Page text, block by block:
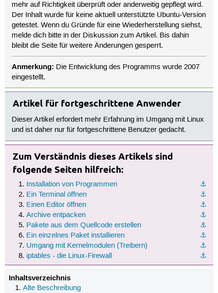
mehr auf Richtigkeit überprüft oder anderweitig gepflegt wird.
Der Inhalt wurde für keine aktuell unterstützte Ubuntu-Version
getestet. Wenn du Gründe für eine Wiederherstellung siehst,
melde dich bitte in der Diskussion zum Artikel. Bis dahin
bleibt die Seite für weitere Änderungen gesperrt.
Anmerkung: Die Entwicklung des Programms wurde 2007
eingestellt.
Artikel für fortgeschrittene Anwender
Dieser Artikel erfordert mehr Erfahrung im Umgang mit Linux
und ist daher nur für fortgeschrittene Benutzer gedacht.
Zum Verständnis dieses Artikels sind
folgende Seiten hilfreich:
⚓︎
Installation von Programmen
⚓︎
Ein Terminal öffnen
⚓︎
Einen Editor öffnen
⚓︎
Archive entpacken
⚓︎
Pakete aus dem Quellcode erstellen
⚓︎
Ein einzelnes Paket installieren
⚓︎
Umgang mit Kernelmodulen (Treibern)
⚓︎
iptables - die Linux-Firewall
Inhaltsverzeichnis
Alte Beschreibung